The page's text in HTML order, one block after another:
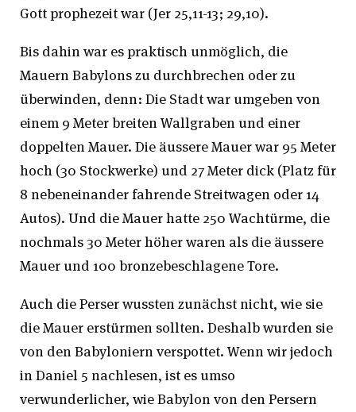
Gott prophezeit war (Jer 25,11-13; 29,10).
Bis dahin war es praktisch unmöglich, die
Mauern Babylons zu durchbrechen oder zu
überwinden, denn: Die Stadt war umgeben von
einem 9 Meter breiten Wallgraben und einer
doppelten Mauer. Die äussere Mauer war 95 Meter
hoch (30 Stockwerke) und 27 Meter dick (Platz für
8 nebeneinander fahrende Streitwagen oder 14
Autos). Und die Mauer hatte 250 Wachtürme, die
nochmals 30 Meter höher waren als die äussere
Mauer und 100 bronzebeschlagene Tore.
Auch die Perser wussten zunächst nicht, wie sie
die Mauer erstürmen sollten. Deshalb wurden sie
von den Babyloniern verspottet. Wenn wir jedoch
in Daniel 5 nachlesen, ist es umso
verwunderlicher, wie Babylon von den Persern